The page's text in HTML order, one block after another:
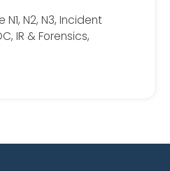
N2, N3, Incident
IR & Forensics,